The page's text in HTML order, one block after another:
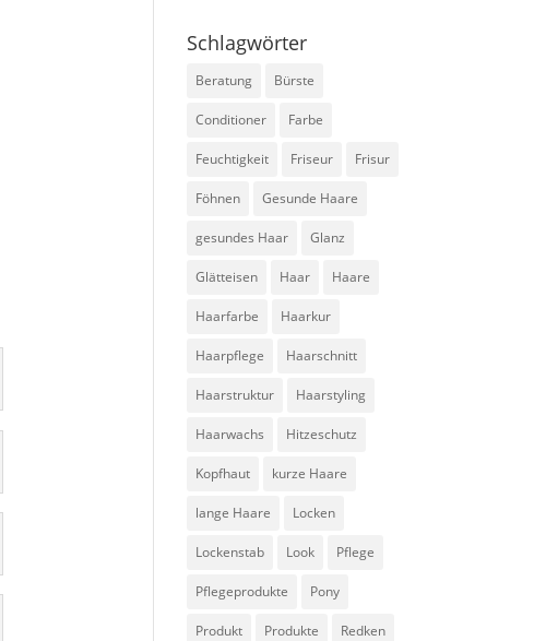
Schlagwörter
Beratung Bürste
Conditioner Farbe
Feuchtigkeit Friseur Frisur
Föhnen Gesunde Haare
gesundes Haar Glanz
Glätteisen Haar Haare
Haarfarbe Haarkur
Haarpflege Haarschnitt
Haarstruktur Haarstyling
Haarwachs Hitzeschutz
Kopfhaut kurze Haare
lange Haare Locken
Lockenstab Look Pflege
Pflegeprodukte Pony
Produkt Produkte Redken